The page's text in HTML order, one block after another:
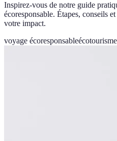
Inspirez-vous de notre guide
écoresponsable. Étapes, conseils
votre impact.
voyage écoresponsableécotourisme